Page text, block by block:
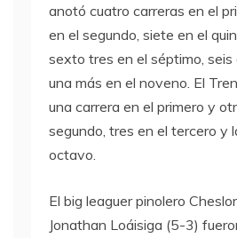
anotó cuatro carreras en el
en el segundo, siete en el
sexto tres en el séptimo,
una más en el noveno. El
una carrera en el primero y
segundo, tres en el tercero y
octavo.
El big leaguer pinolero
Jonathan Loáisiga (5-3)